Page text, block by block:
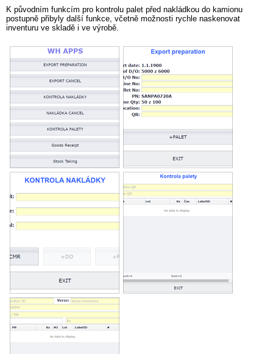
K původním funkcím pro kontrolu palet před nakládkou do kamionu
postupně přibyly další funkce, včetně možnosti rychle naskenovat
inventuru ve skladě i ve výrobě.